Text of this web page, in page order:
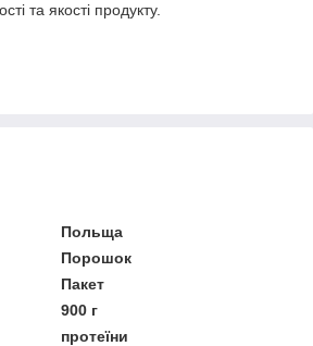
та якості продукту.
Польща
Порошок
Пакет
900 г
протеїни